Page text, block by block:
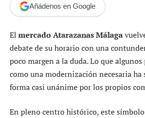
Añádenos en Google
El mercado Atarazanas Málaga
debate de su horario con una
poco margen a la duda. Lo que
como una modernización necesaria ha
forma casi unánime por los propios
En pleno centro histórico, este